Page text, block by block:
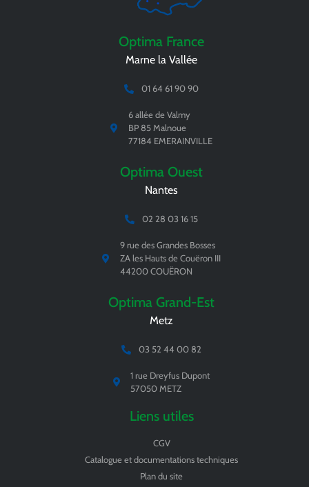
Optima France
Marne la Vallée
01 64 61 90 90
6 allée de Valmy
BP 85 Malnoue
77184 EMERAINVILLE
Optima Ouest
Nantes
02 28 03 16 15
9 rue des Grandes Bosses
ZA les Hauts de Couëron III
44200 COUËRON
Optima Grand-Est
Metz
03 52 44 00 82
1 rue Dreyfus Dupont
57050 METZ
Liens utiles
CGV
Catalogue et documentations techniques
Plan du site